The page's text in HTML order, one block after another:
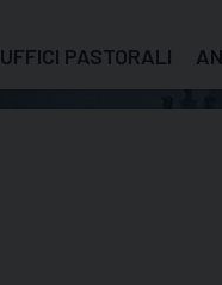
UFFICI PASTORALI